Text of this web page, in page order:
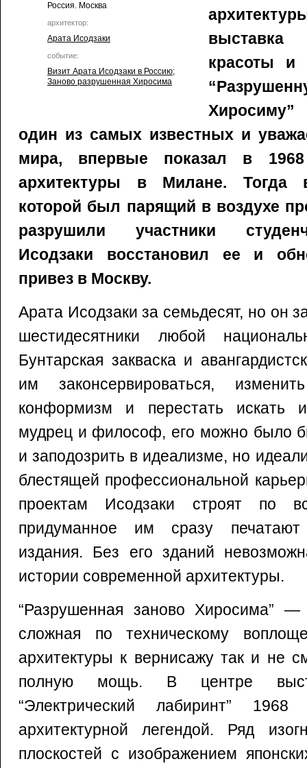
Россия. Москва
архитектор:
Арата Исодзаки
событие:
Визит Аратa Исодзаки в Россию;
Заново разрушенная Хиросима
выставка
красоты и
один из самых известных и
мира, впервые показал в
архитектуры в Милане. Тогда
которой был парящий в воздухе
разрушили участники
Исодзаки восстановил ее и
привез в Москву.
Арата Исодзаки за семьдесят, но он
шестидесятники любой
Бунтарская закваска и
им законсервироваться,
конформизм и перестать искать
мудрец и философ, его можно было
и заподозрить в идеализме, но
блестящей профессиональной
проектам Исодзаки строят по
придуманное им сразу печатают
издания. Без его зданий
истории современной архитектуры.
“Разрушенная заново Хиросима” —
сложная по техническому
архитектуры к вернисажу так и не
полную мощь. В центре
“Электрический лабиринт”
архитектурной легендой. Ряд
плоскостей с изображением